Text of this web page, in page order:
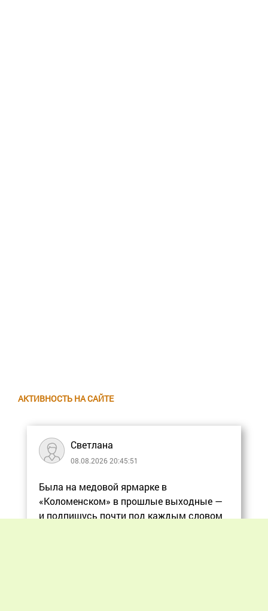
АКТИВНОСТЬ НА САЙТЕ
Светлана
08.08.2026 20:45:51
Была на медовой ярмарке в
«Коломенском» в прошлые выходные —
и подпишусь почти под каждым словом